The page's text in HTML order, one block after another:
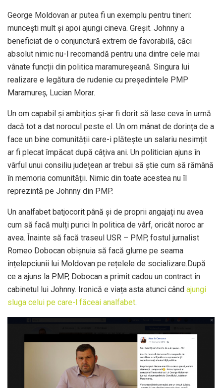
George Moldovan ar putea fi un exemplu pentru tineri:
muncești mult și apoi ajungi cineva. Greșit. Johnny a
beneficiat de o conjunctură extrem de favorabilă, căci
absolut nimic nu-l recomandă pentru una dintre cele mai
vânate funcții din politica maramureșeană. Singura lui
realizare e legătura de rudenie cu președintele PMP
Maramureș, Lucian Morar.
Un om capabil și ambițios și-ar fi dorit să lase ceva în urmă
dacă tot a dat norocul peste el. Un om mânat de dorința de a
face un bine comunității care-i plătește un salariu nesimțit
ar fi plecat împăcat după câțiva ani. Un politician ajuns în
vârful unui consiliu județean ar trebui să știe cum să rămână
în memoria comunității. Nimic din toate acestea nu îl
reprezintă pe Johnny din PMP.
Un analfabet batjocorit până și de proprii angajați nu avea
cum să facă mulți purici în politica de vârf, oricât noroc ar
avea. Înainte să facă traseul USR – PMP, fostul jurnalist
Romeo Dobocan obișnuia să facă glume pe seama
înțelepciunii lui Moldovan pe rețelele de socializare.După
ce a ajuns la PMP, Dobocan a primit cadou un contract în
cabinetul lui Johnny. Ironică e viața asta atunci când ajungi
sluga celui pe care-l făceai analfabet.